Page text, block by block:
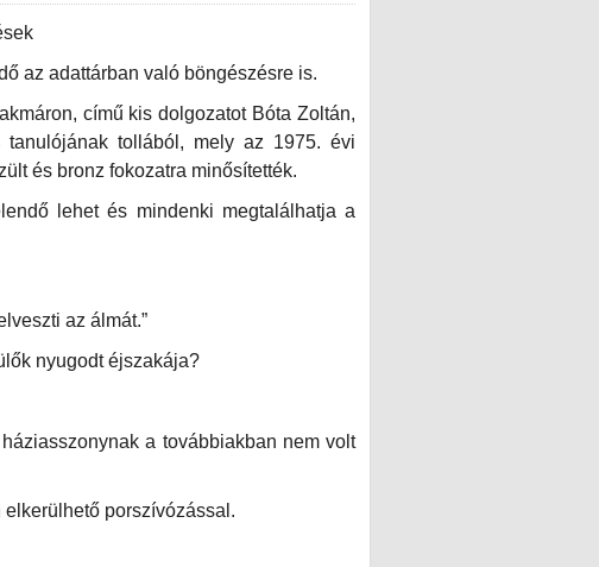
az adattárban való böngészésre is.
című kis dolgozatot Bóta Zoltán,
tollából, mely az 1975. évi
és bronz fokozatra minősítették.
lehet és mindenki megtalálhatja a
az álmát.”
nyugodt éjszakája?
a továbbiakban nem volt
porszívózással.